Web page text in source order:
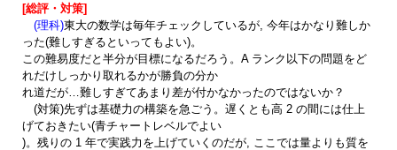
[総評・対策]
(理科)東大の数学は毎年チェックしているが, 今年はかなり難しか
った(難しすぎるといってもよい)。
この難易度だと半分が目標になるだろう。A ランク以下の問題をど
れだけしっかり取れるかが勝負の分か
れ道だが…難しすぎてあまり差が付かなかったのではないか？
(対策)先ずは基礎力の構築を急ごう。遅くとも高 2 の間には仕上
げておきたい(青チャートレベルでよい
)。残りの 1 年で実践力を上げていくのだが, ここでは量よりも質を